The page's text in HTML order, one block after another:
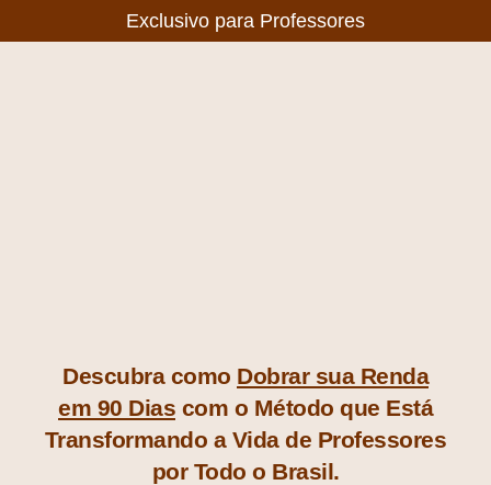
Exclusivo para Professores
Descubra como Dobrar sua Renda
em 90 Dias com o Método que Está
Transformando a Vida de Professores
por Todo o Brasil.